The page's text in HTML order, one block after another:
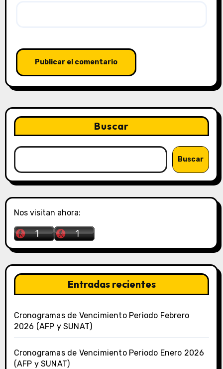
Buscar
Buscar
Nos visitan ahora:
Entradas recientes
Cronogramas de Vencimiento Periodo Febrero
2026 (AFP y SUNAT)
Cronogramas de Vencimiento Periodo Enero 2026
(AFP y SUNAT)